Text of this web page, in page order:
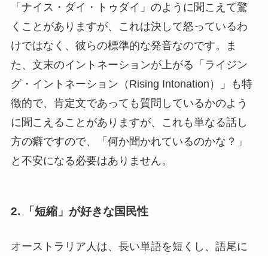
「ナイス・ダイ・トゥダイ」のように聞こえて驚
くことがありますが、これは決して怒っているわ
けではなく、彼らの標準的な発音なのです。ま
た、文末のイントネーションが上がる「ライジン
グ・イントネーション（Rising Intonation）」も特
徴的で、肯定文であっても質問しているかのよう
に聞こえることがありますが、これも単なる話し
方の癖ですので、「何か聞かれているのかな？」
と不安になる必要はありません。
2. 「短縮」が好きな国民性
オーストラリア人は、長い単語を短くし、語尾に